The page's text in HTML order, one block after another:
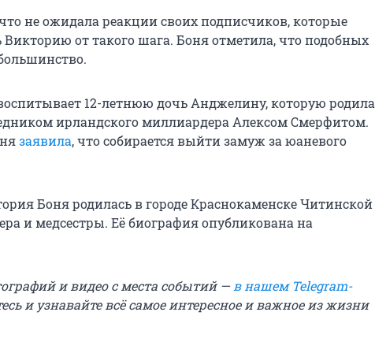
не ожидала реакции своих подписчиков, которые
Викторию от такого шага. Боня отметила, что подобных
12-летнюю дочь Анджелину, которую родила
ирландского миллиардера Алексом Смерфитом.
заявила, что собирается выйти замуж за юаневого
Боня родилась в городе Краснокаменске Читинской
и медсестры. Её биография опубликована на
и видео с места событий — в нашем Telegram-
и узнавайте всё самое интересное и важное из жизни